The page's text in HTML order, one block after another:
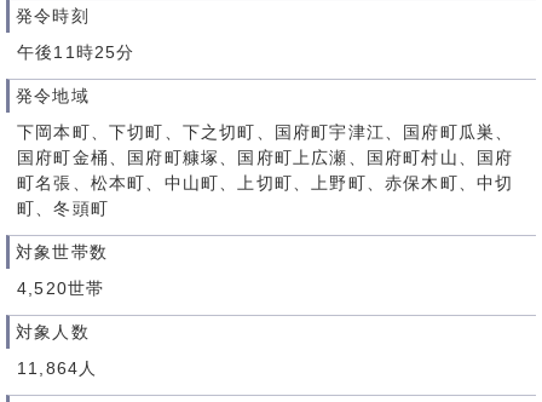
発令時刻
午後11時25分
発令地域
下岡本町、下切町、下之切町、国府町宇津江、国府町瓜巣、
国府町金桶、国府町糠塚、国府町上広瀬、国府町村山、国府
町名張、松本町、中山町、上切町、上野町、赤保木町、中切
町、冬頭町
対象世帯数
4,520世帯
対象人数
11,864人